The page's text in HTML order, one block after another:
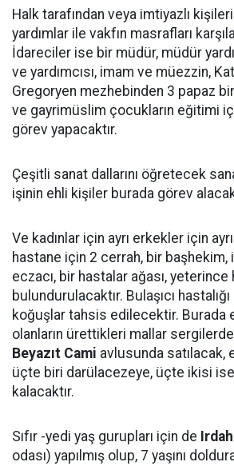
Halk tarafından veya imtiyazlı
yardımlar ile vakfın masrafları
İdareciler ise bir müdür, müdür
ve yardımcısı, imam ve müezzin,
Gregoryen mezhebinden 3 papaz
ve gayrimüslim çocukların eğitimi
görev yapacaktır.
Çeşitli sanat dallarını öğretecek
işinin ehli kişiler burada görev
Ve kadınlar için ayrı erkekler için
hastane için 2 cerrah, bir başhekim,
eczacı, bir hastalar ağası, yeterince
bulundurulacaktır. Bulaşıcı
koğuşlar tahsis edilecektir. Burada
olanların ürettikleri mallar
Beyazıt Cami avlusunda satılacak,
üçte biri darülacezeye, üçte ikisi ise
kalacaktır.
Sıfır -yedi yaş gurupları için de
odası) yapılmış olup, 7 yaşını